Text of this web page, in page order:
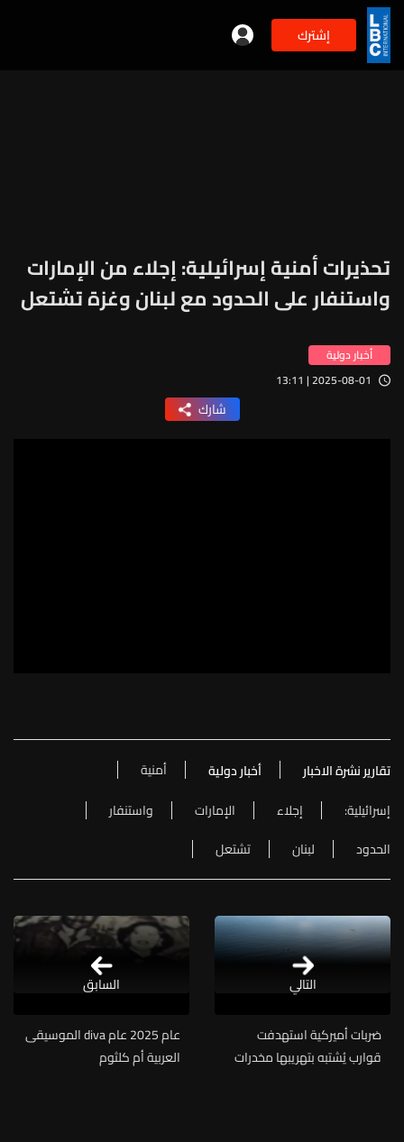
إشترك
تحذيرات أمنية إسرائيلية: إجلاء من الإمارات
واستنفار على الحدود مع لبنان وغزة تشتعل
أخبار دولية
2025-08-01 | 13:11
شارك
تقارير نشرة الاخبار أخبار دولية
أمنية
إسرائيلية:
إجلاء الإمارات
واستنفار
الحدود
لبنان تشتعل
التالي
ضربات أميركية استهدفت
قوارب يُشتبه بتهريبها مخدرات
عام 2025 عام diva الموسيقى
العربية أم كلثوم
السابق